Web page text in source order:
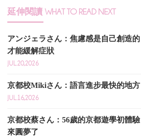
延伸閱讀 WHAT TO READ NEXT
アンジェラさん：焦慮感是自己創造
才能緩解症狀
JUL.20,2026
京都校Mikiさん：語言進步最快的地
JUL.16,2026
京都校蔡さん：56歲的京都遊學初體
來圓夢了